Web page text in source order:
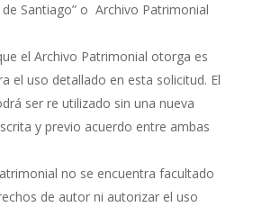
Santiago” o Archivo Patrimonial
el Archivo Patrimonial otorga es
el uso detallado en esta solicitud. El
ser re utilizado sin una nueva
y previo acuerdo entre ambas
no se encuentra facultado
de autor ni autorizar el uso